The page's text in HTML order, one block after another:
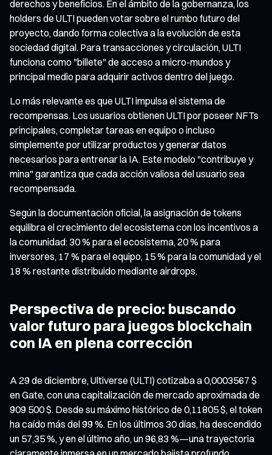
derechos y beneficios. En el ámbito de la gobernanza, los
holders de ULTI pueden votar sobre el rumbo futuro del
proyecto, dando forma colectiva a la evolución de esta
sociedad digital. Para transacciones y circulación, ULTI
funciona como "billete" de acceso a micro-mundos y
principal medio para adquirir activos dentro del juego.
Lo más relevante es que ULTI impulsa el sistema de
recompensas. Los usuarios obtienen ULTI por poseer NFTs
principales, completar tareas en equipo o incluso
simplemente por utilizar productos y generar datos
necesarios para entrenar la IA. Este modelo "contribuye y
mina" garantiza que cada acción valiosa del usuario sea
recompensada.
Según la documentación oficial, la asignación de tokens
equilibra el crecimiento del ecosistema con los incentivos a
la comunidad: 30 % para el ecosistema, 20 % para
inversores, 17 % para el equipo, 15 % para la comunidad y el
18 % restante distribuido mediante airdrops.
Perspectiva de precio: buscando
valor futuro para juegos blockchain
con IA en plena corrección
A 29 de diciembre, Ultiverse (ULTI) cotizaba a 0,0003567 $
en Gate, con una capitalización de mercado aproximada de
909 500 $. Desde su máximo histórico de 0,11805 $, el token
ha caído más del 99 %. En los últimos 30 días, ha descendido
un 57,35 %, y en el último año, un 96,83 %—una trayectoria